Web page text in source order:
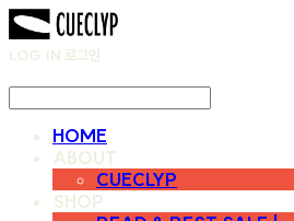
LOG IN 로그인
HOME
ABOUT
CUECLYP
SHOP